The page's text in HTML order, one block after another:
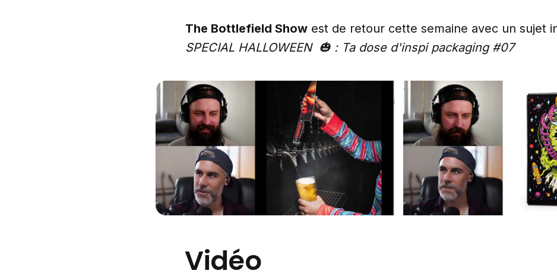
The Bottlefield Show est de retour cette semaine avec un sujet
SPECIAL HALLOWEEN 🎃 : Ta dose d'inspi packaging #07
Vidéo